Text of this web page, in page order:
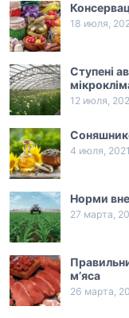
18 июля,
Ступені
12 июля,
4 июля, 2021
Норми
27 марта,
м’яса
26 марта,